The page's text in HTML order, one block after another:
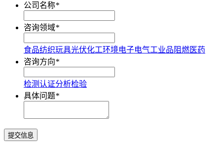
公司名称*
咨询领域*
食品纺织玩具光伏化工环境电子电气工业品 阻燃医药
咨询方向*
检测认证分析检验
具体问题*
提交信息